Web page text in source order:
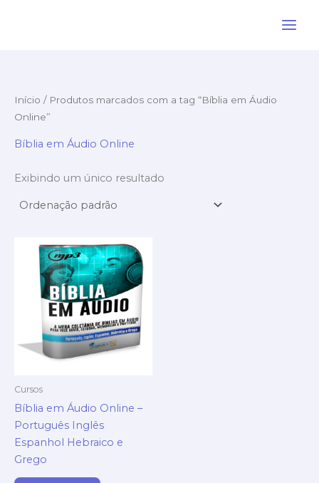
Início / Produtos marcados com a tag “Bíblia em Áudio
Online”
Bíblia em Áudio Online
Exibindo um único resultado
Cursos
Bíblia em Áudio Online –
Português Inglês
Espanhol Hebraico e
Grego